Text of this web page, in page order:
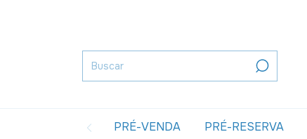
PRÉ-VENDA PRÉ-RESERVA